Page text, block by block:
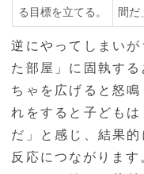
る目標を立てる。
間だ
逆にやってしまい
た部屋」に固執す
ちゃを広げると怒
れをすると子ども
だ」と感じ、結果
反応につながりま